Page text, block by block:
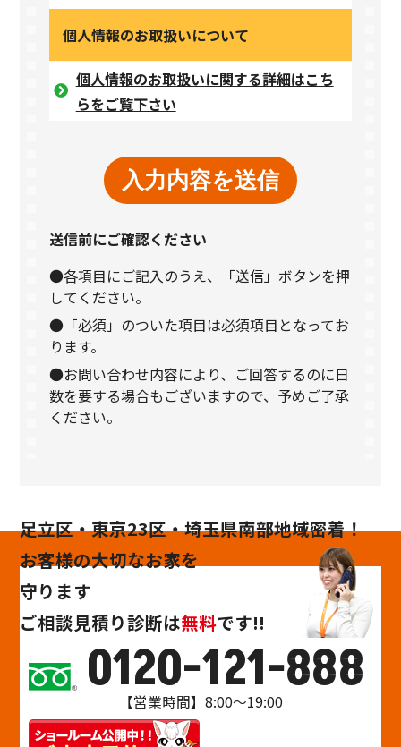
個人情報のお取扱いについて
個人情報のお取扱いに関する詳細はこち
らをご覧下さい
送信前にご確認ください
●各項目にご記入のうえ、「送信」ボタンを押
してください。
●「必須」のついた項目は必須項目となってお
ります。
●お問い合わせ内容により、ご回答するのに日
数を要する場合もございますので、予めご了承
ください。
足立区・東京23区・埼玉県南部地域密着！
お客様の大切なお家を
守ります
ご相談見積り診断は無料です!!
0120-121-888
【営業時間】8:00～19:00